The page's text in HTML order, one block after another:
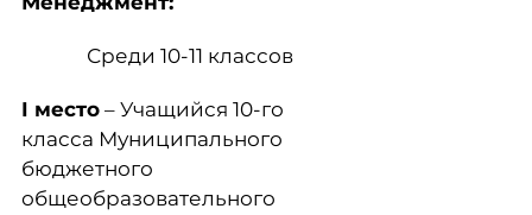
Среди 10-11 классов
I место – Учащийся 10-го
класса Муниципального
бюджетного
общеобразовательного